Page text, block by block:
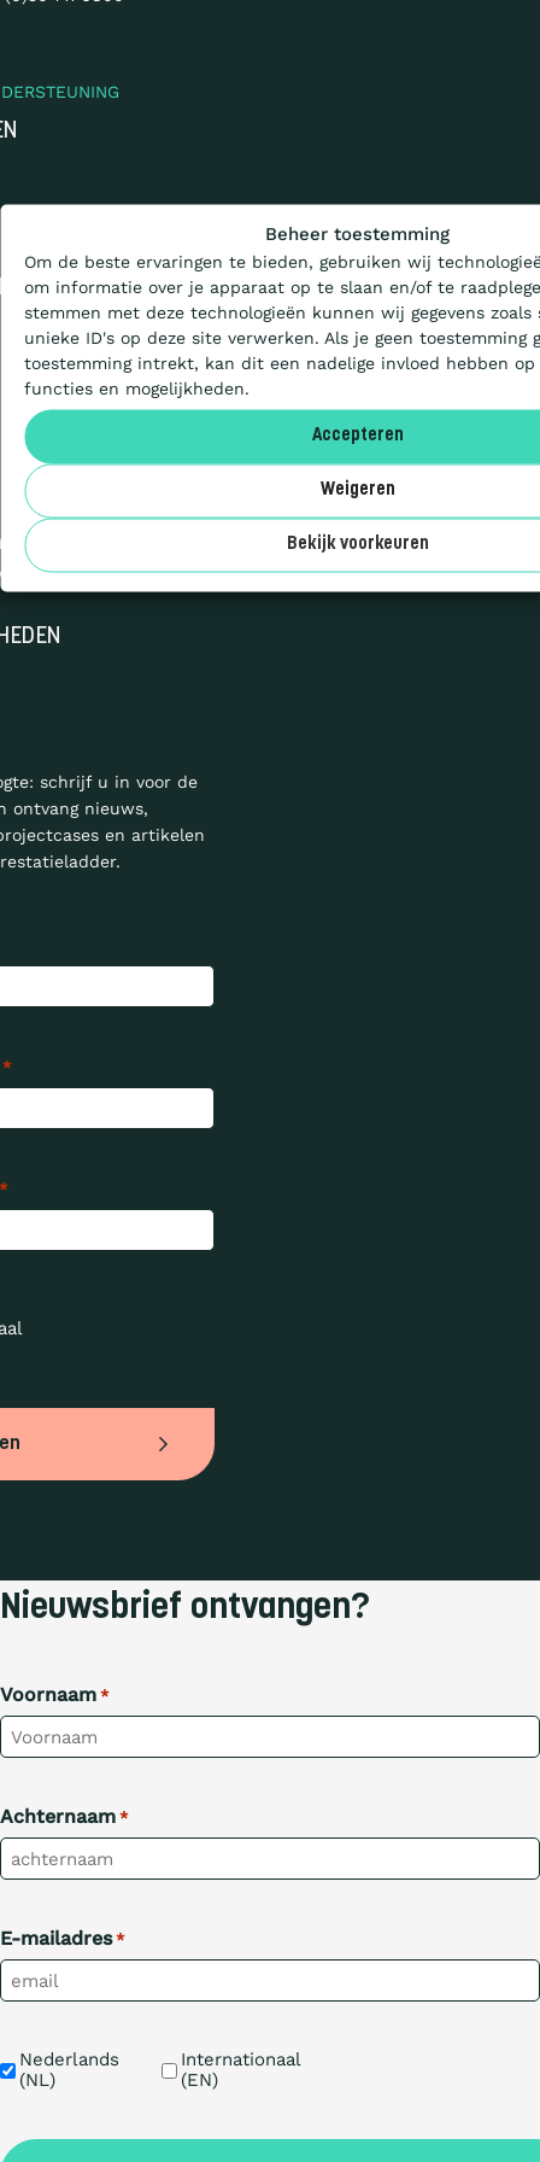
Beheer toestemming
Om de beste ervaringen te bieden, gebruiken wij
om informatie over je apparaat op te slaan en/of te
stemmen met deze technologieën kunnen wij gegevens zoals
unieke ID's op deze site verwerken. Als je geen toestemming
toestemming intrekt, kan dit een nadelige invloed hebben op
functies en mogelijkheden.
Accepteren
Weigeren
Bekijk voorkeuren
WEBSITE
schrijf u in voor de
ontvang nieuws,
en artikelen
*
Wat is de Ladder?
Certificeren
Aanbesteden
Deelnemers
Over ons
Nieuwsbrief ontvangen?
Voornaam *
Achternaam *
E-mailadres *
TaalNederlands
(NL)
Internationaal
(EN)